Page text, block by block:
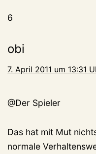
6
obi
7. April 2011 um 13:31
@Der Spieler
Das hat mit Mut
normale